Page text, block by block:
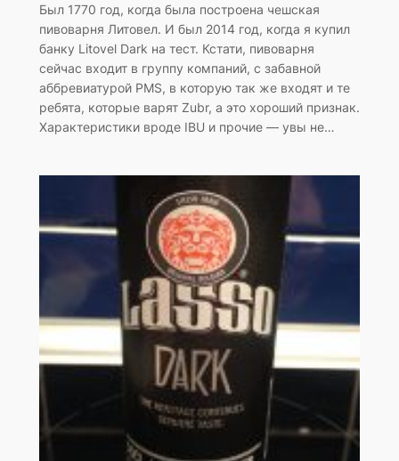
Был 1770 год, когда была построена чешская
пивоварня Литовел. И был 2014 год, когда я купил
банку Litovel Dark на тест. Кстати, пивоварня
сейчас входит в группу компаний, с забавной
аббревиатурой PMS, в которую так же входят и те
ребята, которые варят Zubr, а это хороший признак.
Характеристики вроде IBU и прочие — увы не…